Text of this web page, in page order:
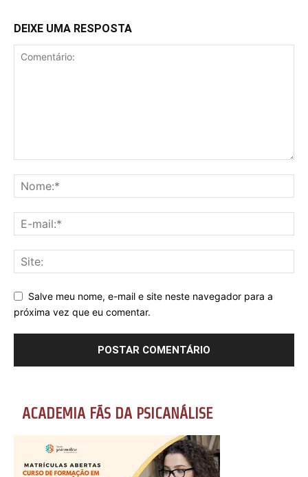
DEIXE UMA RESPOSTA
Salve meu nome, e-mail e site neste navegador para a
próxima vez que eu comentar.
ACADEMIA FÃS DA PSICANÁLISE